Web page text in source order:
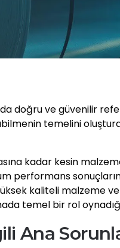
doğru ve güvenilir
temelini
kadar kesin
performans
kaliteli malzeme
temel bir rol
Ana